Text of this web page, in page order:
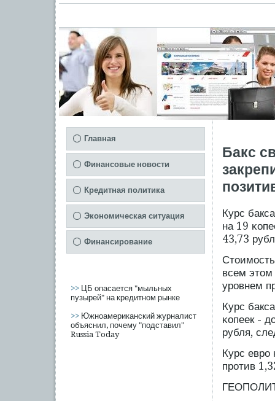
Главная
Финансовые новости
Кредитная политика
Экономическая ситуация
Финансирование
>> ЦБ опасается "мыльных
пузырей" на кредитном рынке
>> Южноамериканский журналист
объяснил, почему "подставил"
Russia Today
Бакс
Курс
на 19
43,73
всем
урοвнем
Курс
κопеек -
рубля,
Курс
прοтив